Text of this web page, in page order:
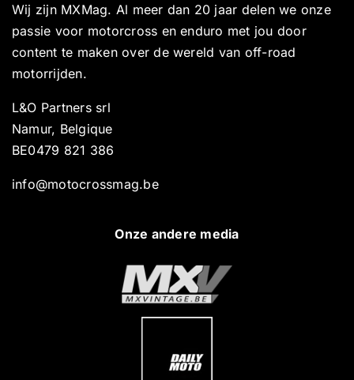
Wij zijn MXMag. Al meer dan 20 jaar delen we onze
passie voor motorcross en enduro met jou door
content te maken over de wereld van off-road
motorrijden.
L&O Partners srl
Namur, Belgique
BE0479 821 386
info@motocrossmag.be
Onze andere media